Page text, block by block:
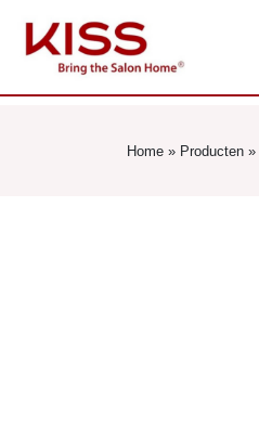
Home » Producten »